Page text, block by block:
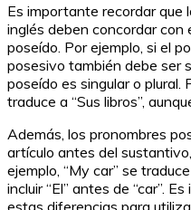
Es importante recordar que
inglés deben concordar con
poseído. Por ejemplo, si el
posesivo también debe ser
poseído es singular o plural.
traduce a “Sus libros”,
Además, los pronombres
artículo antes del
ejemplo, “My car” se
incluir “El” antes de “car”.
estas diferencias para